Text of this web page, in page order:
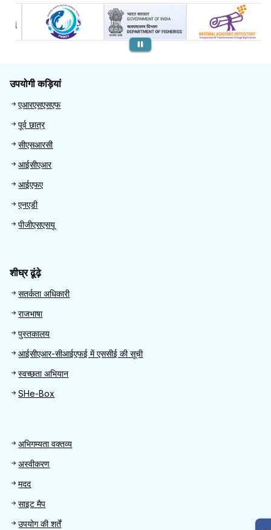
पिछला
उपयोगी कड़ियां
Useful links
एआरएसएसएफ
पूर्व छात्र
सीएसआरसी
आईसीएआर
आईएफए
एनएडी
पीजीएसएसयू
शीघ्र ढूंढ़े
Quick Find
सतर्कता अधिकारी
राजभाषा
पुस्तकालय
आईसीएआर-सीआईएफई में एससीई की सूची
स्वच्छता अभियान
SHe-Box
Footer
अभिगम्यता वक्तव्य
अस्वीकरण
मदद
साइट मैप
उपयोग की शर्तें